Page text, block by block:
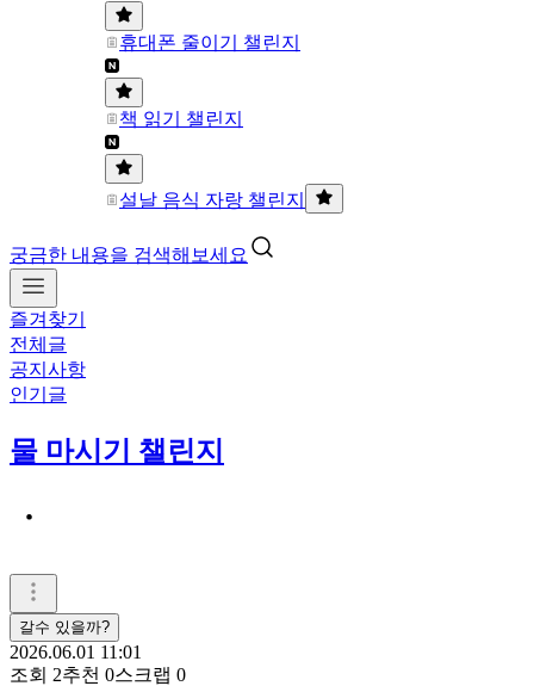
휴대폰 줄이기 챌린지
책 읽기 챌린지
설날 음식 자랑 챌린지
궁금한 내용을 검색해보세요
즐겨찾기
전체글
공지사항
인기글
물 마시기 챌린지
ㆍ
갈수 있을까?
2026.06.01 11:01
조회 2추천 0스크랩 0